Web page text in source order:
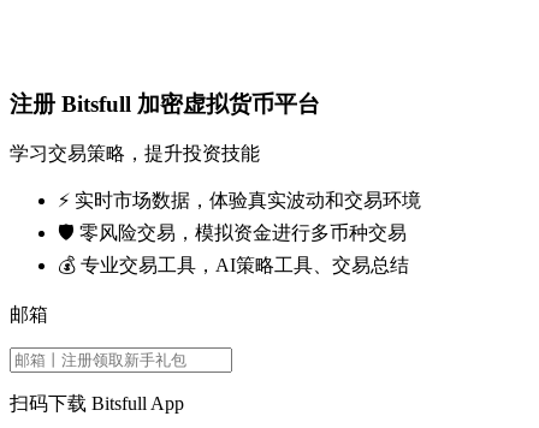
注册 Bitsfull 加密虚拟货币平台
学习交易策略，提升投资技能
⚡️ 实时市场数据，体验真实波动和交易环境
🛡️ 零风险交易，模拟资金进行多币种交易
💰 专业交易工具，AI策略工具、交易总结
邮箱
扫码下载 Bitsfull App